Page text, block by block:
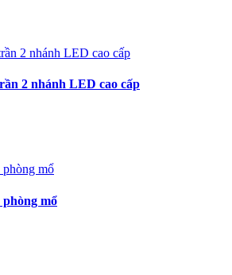
2 nhánh LED cao cấp
mổ